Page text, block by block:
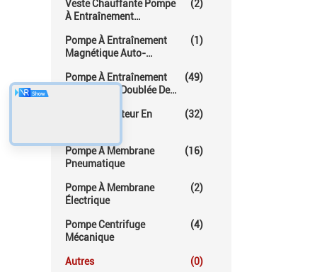
Veste Chauffante Pompe
À Entraînement
(2)
Pompe À Entraînement
Magnétique Auto-
(1)
Pompe À Entraînement
Magnétique Doublée De
(49)
Pompe À Moteur En
(32)
Pompe À Membrane
Pneumatique
(16)
Pompe À Membrane
Électrique
(2)
Pompe Centrifuge
Mécanique
(4)
Autres (0)